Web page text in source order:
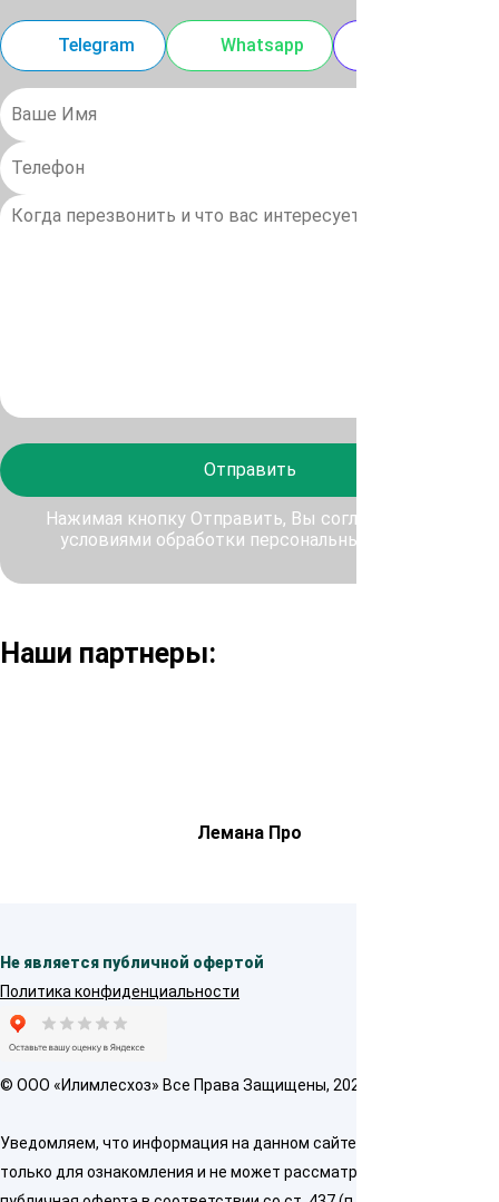
Telegram Whatsapp
Отправить
Нажимая кнопку Отправить, Вы соглашаетесь с
условиями обработки персональных данных
Наши партнеры:
Лемана Про
Не является публичной офертой
Политика конфиденциальности
© OOO «Илимлесхоз» Все Права Защищены, 2026
Уведомляем, что информация на данном сайте предназначена
только для ознакомления и не может рассматриваться как